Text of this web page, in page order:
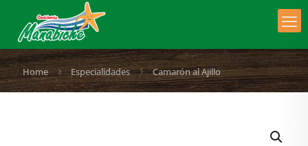
Home Especialidades Camarón al Ajillo